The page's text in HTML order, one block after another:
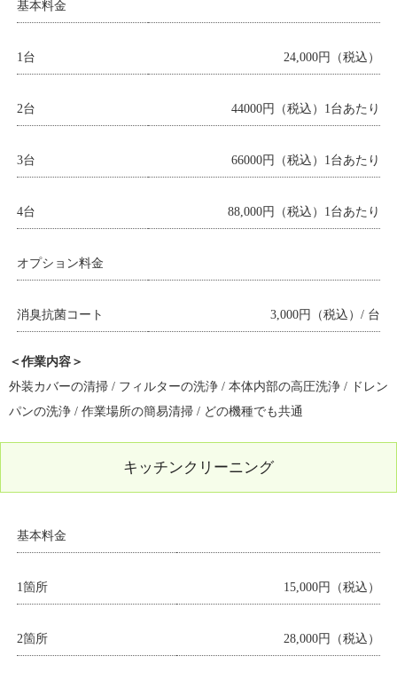
基本料金
1台 24,000円（税込）
2台 44000円（税込）1台あたり
3台 66000円（税込）1台あたり
4台 88,000円（税込）1台あたり
オプション料金
消臭抗菌コート 3,000円（税込）/ 台
＜作業内容＞
外装カバーの清掃 / フィルターの洗浄 / 本体内部の高圧洗浄 / ドレン
パンの洗浄 / 作業場所の簡易清掃 / どの機種でも共通
キッチンクリーニング
基本料金
1箇所 15,000円（税込）
2箇所 28,000円（税込）